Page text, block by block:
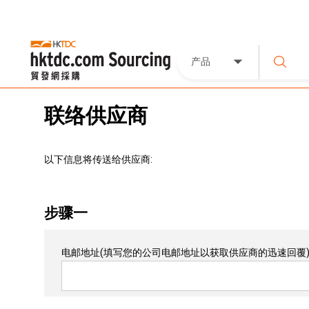
产品
联络供应商
以下信息将传送给供应商:
步骤一
电邮地址(填写您的公司电邮地址以获取供应商的迅速回覆)